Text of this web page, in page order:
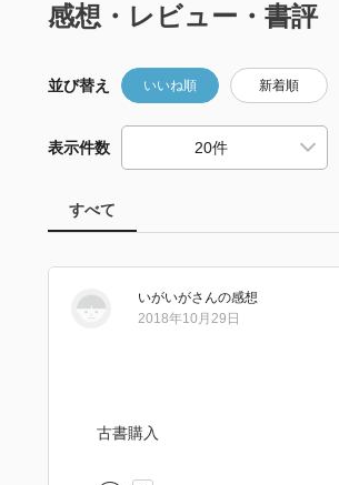
感想・レビュー・書評
並び替え いいね順 新着順
表示件数
すべて
いがいがさんの感想
2018年10月29日
古書購入